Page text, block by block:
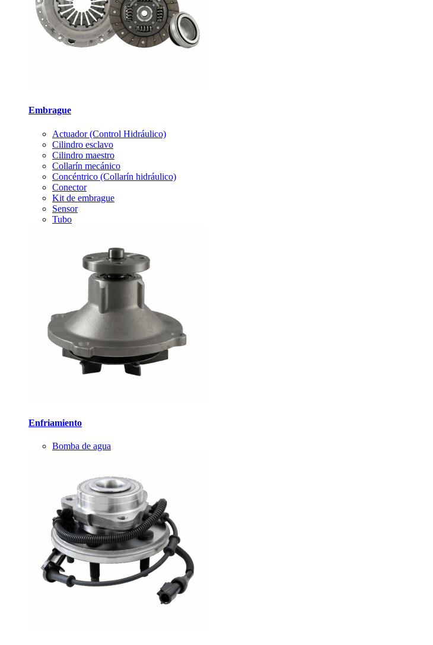
Embrague
Actuador (Control Hidráulico)
Cilindro esclavo
Cilindro maestro
Collarín mecánico
Concéntrico (Collarín hidráulico)
Conector
Kit de embrague
Sensor
Tubo
Enfriamiento
Bomba de agua